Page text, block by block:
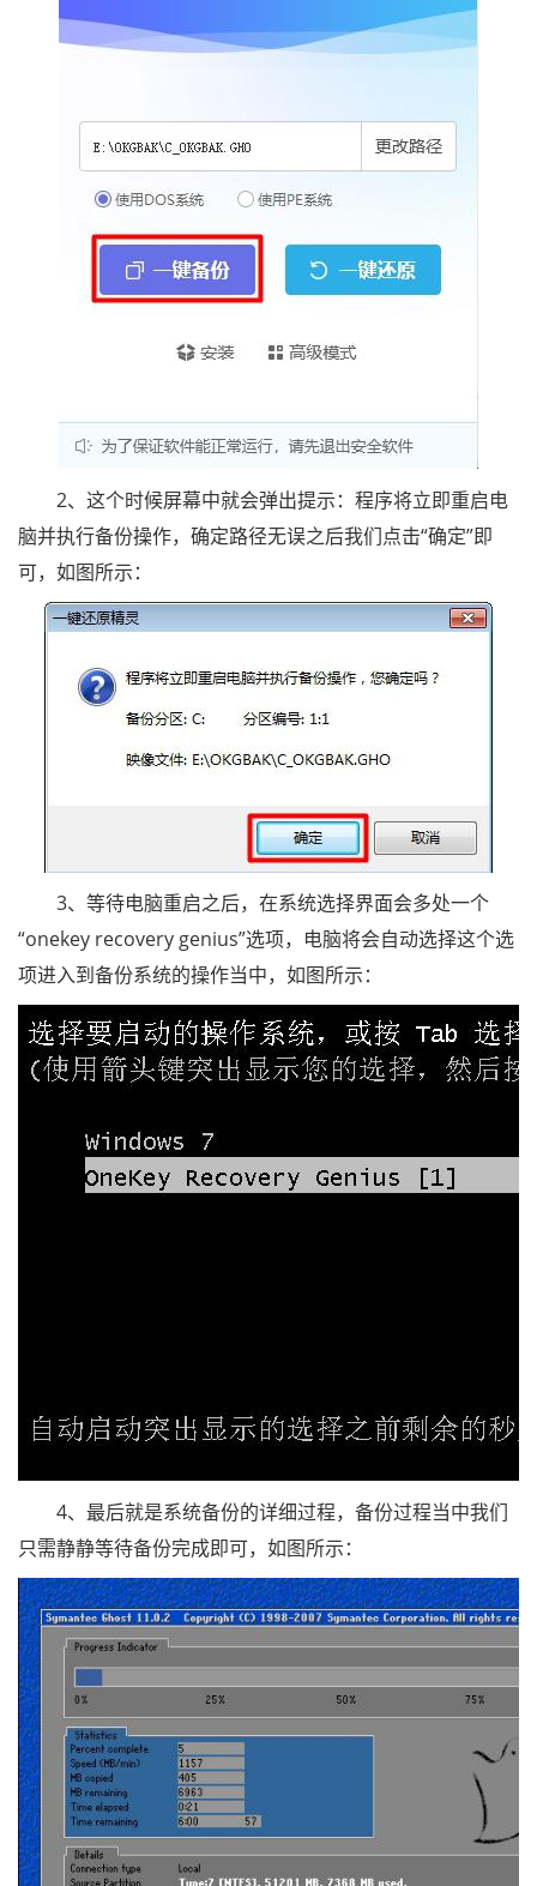
2、这个时候屏幕中就会弹出提示：程序将立即重启电
脑并执行备份操作，确定路径无误之后我们点击“确定”即
可，如图所示：
3、等待电脑重启之后，在系统选择界面会多处一个
“onekey recovery genius”选项，电脑将会自动选择这个选
项进入到备份系统的操作当中，如图所示：
4、最后就是系统备份的详细过程，备份过程当中我们
只需静静等待备份完成即可，如图所示：